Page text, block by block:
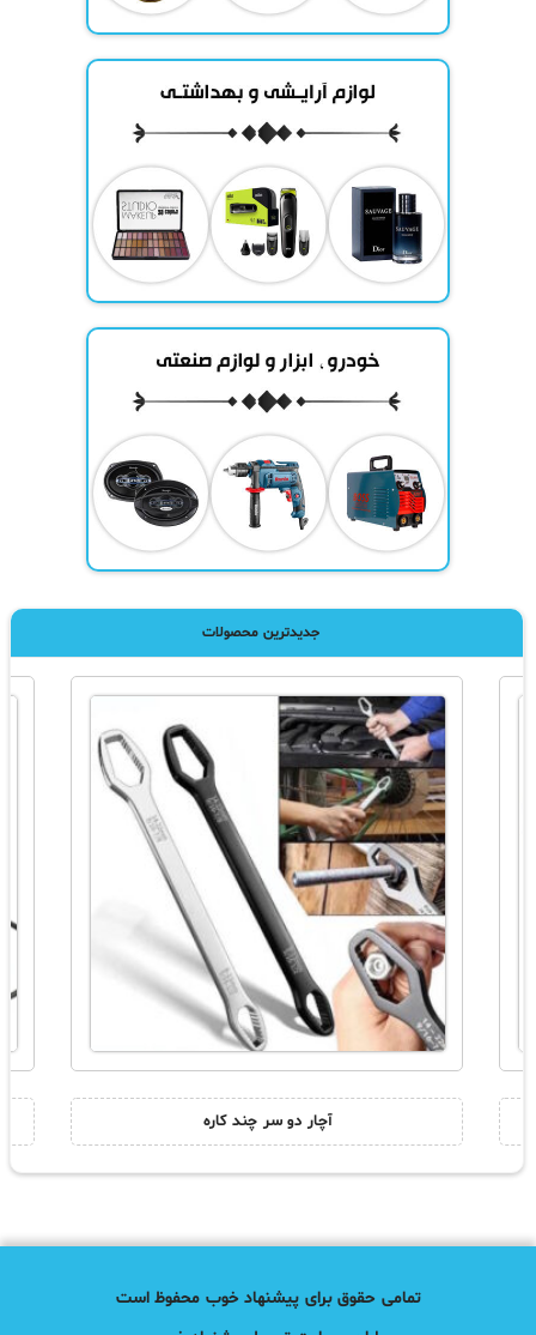
جدیدترین محصولات
آچار دو سر چند کاره
تمامی حقوق برای پیشنهاد خوب محفوظ است